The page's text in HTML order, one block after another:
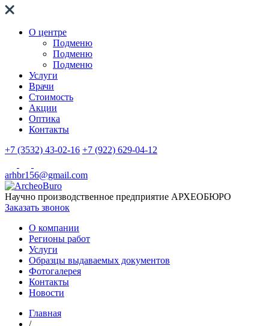
О центре
Подменю
Подменю
Подменю
Услуги
Врачи
Стоимость
Акции
Оптика
Контакты
+7 (3532) 43-02-16 +7 (922) 629-04-12
arhbr156@gmail.com
Научно производственное предприятие АРХЕОБЮРО
Заказать звонок
О компании
Регионы работ
Услуги
Образцы выдаваемых документов
Фотогалерея
Контакты
Новости
Главная
/